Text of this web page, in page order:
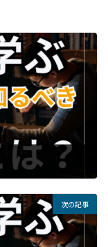
次の記事